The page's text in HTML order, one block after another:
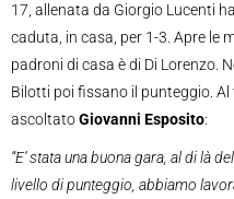
17, allenata da Giorgio Lucenti
caduta, in casa, per 1-3. Apre le
padroni di casa è di Di Lorenzo.
Bilotti poi fissano il punteggio.
ascoltatoGiovanni Esposito:
“E’ stata una buona gara, al di là
livello di punteggio, abbiamo